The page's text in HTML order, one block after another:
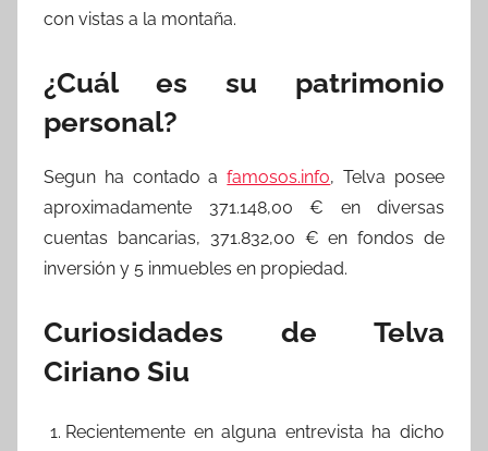
con vistas a la montaña.
¿Cuál es su patrimonio
personal?
Segun ha contado afamosos.info, Telva posee
aproximadamente 371.148,00 € en diversas
cuentas bancarias, 371.832,00 € en fondos de
inversión y 5 inmuebles en propiedad.
Curiosidades de Telva
Ciriano Siu
Recientemente en alguna entrevista ha dicho